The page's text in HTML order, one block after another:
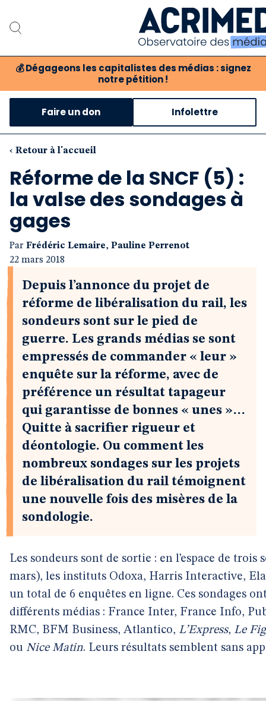
💰 Dégageons les capitalistes des médias : signez
notre pétition !Notre association
Notre critique des
Notre revue
Boutique
Faire un don Infolettre
‹ Retour à l'accueil
Réforme de la SNCF (5) :
la valse des sondages à
gages
Par Frédéric Lemaire, Pauline Perrenot
22 mars 2018
Depuis l’annonce du projet de
réforme de libéralisation du rail, les
sondeurs sont sur le pied de
guerre. Les grands médias se sont
empressés de commander « leur »
enquête sur la réforme, avec de
préférence un résultat tapageur
qui garantisse de bonnes « unes »…
Quitte à sacrifier rigueur et
déontologie. Ou comment les
nombreux sondages sur les projets
de libéralisation du rail témoignent
une nouvelle fois des misères de la
sondologie.
Les sondeurs sont de sortie : en l’espace de trois
mars), les instituts Odoxa, Harris Interactive,
un total de 6 enquêtes en ligne. Ces sondages
différents médias : France Inter, France Info,
RMC, BFM Business, Atlantico, L’Express, Le
ou Nice Matin. Leurs résultats semblent sans